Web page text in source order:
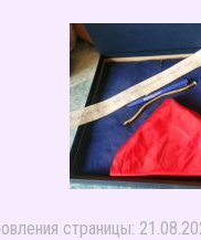
страницы: